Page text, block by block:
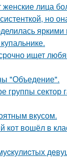
лица
но
ищет
"Объедение".
группы сектор
вкусом.
кот вошёл в